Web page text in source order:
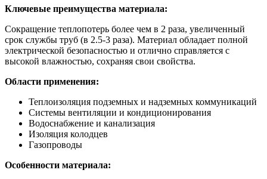
Ключевые преимущества материала:
Сокращение теплопотерь более чем в 2 раза, увеличенный
срок службы труб (в 2.5-3 раза). Материал обладает полной
электрической безопасностью и отлично справляется с
высокой влажностью, сохраняя свои свойства.
Области применения:
Теплоизоляция подземных и надземных коммуникаций
Системы вентиляции и кондиционирования
Водоснабжение и канализация
Изоляция колодцев
Газопроводы
Особенности материала: